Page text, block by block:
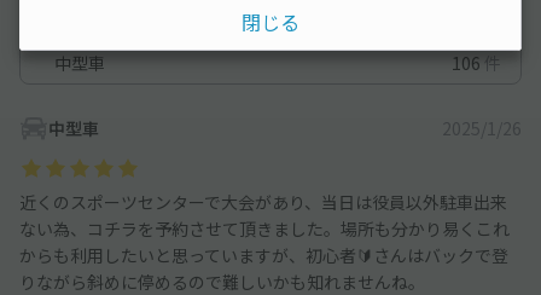
中型車
106 件
中型車 2025/1/26
近くのスポーツセンターで大会があり、当日は役員以外駐車出来
ない為、コチラを予約させて頂きました。場所も分かり易くこれ
からも利用したいと思っていますが、初心者🔰さんはバックで登
りながら斜めに停めるので難しいかも知れませんね。
閉じる